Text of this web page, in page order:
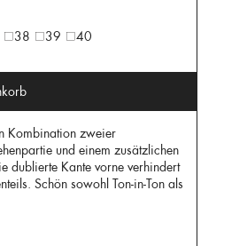
38 39 40
Kombination zweier
und einem zusätzlichen
dublierte Kante vorne verhindert
Schön sowohl Ton-in-Ton als